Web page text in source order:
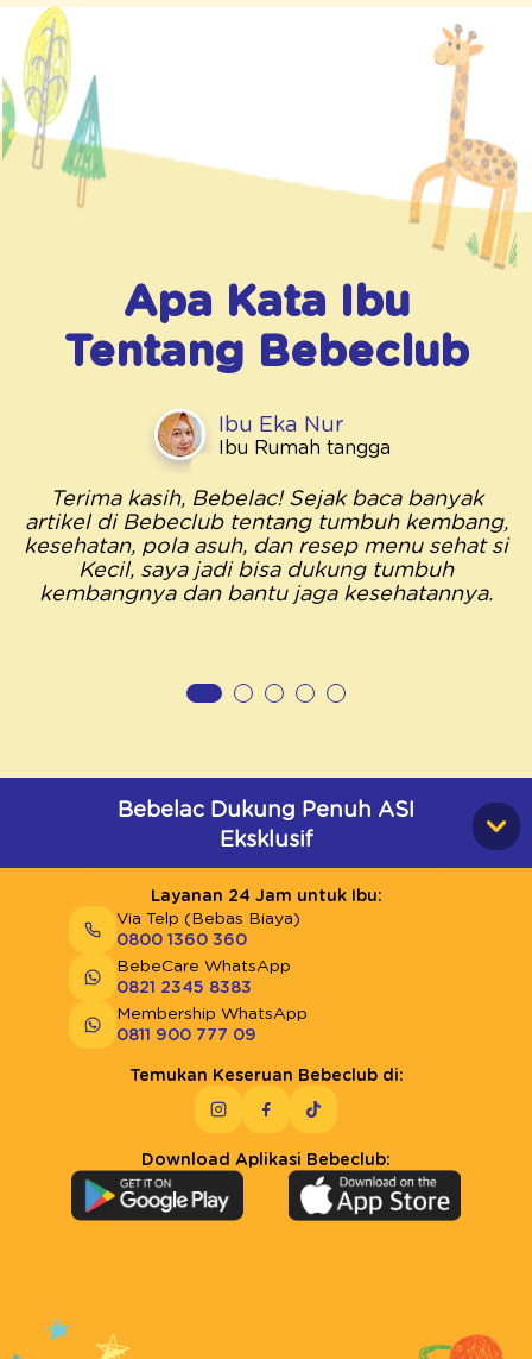
Apa Kata Ibu
Tentang Bebeclub
Ibu Eka Nur
Ibu Rumah tangga
Terima kasih, Bebelac! Sejak baca banyak
artikel di Bebeclub tentang tumbuh kembang,
kesehatan, pola asuh, dan resep menu sehat si
Kecil, saya jadi bisa dukung tumbuh
kembangnya dan bantu jaga kesehatannya.
Bebelac Dukung Penuh ASI
Eksklusif
Layanan 24 Jam untuk Ibu:
Via Telp (Bebas Biaya)
0800 1360 360
BebeCare WhatsApp
0821 2345 8383
Membership WhatsApp
0811 900 777 09
Temukan Keseruan Bebeclub di:
Download Aplikasi Bebeclub: